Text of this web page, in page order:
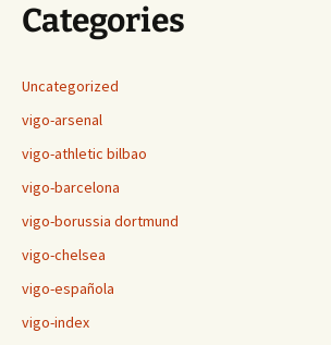
Categories
Uncategorized
vigo-arsenal
vigo-athletic bilbao
vigo-barcelona
vigo-borussia dortmund
vigo-chelsea
vigo-española
vigo-index